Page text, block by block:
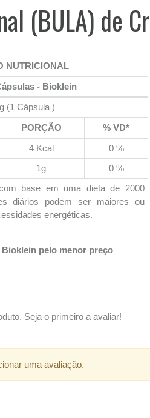
(BULA) de
NUTRICIONAL
- Bioklein
(1 Cápsula )
PORÇÃO
% VD*
4 Kcal
0 %
1g
0 %
base em uma dieta de 2000
diários podem ser maiores ou
energéticas.
pelo menor preço
Seja o primeiro a avaliar!
uma avaliação.